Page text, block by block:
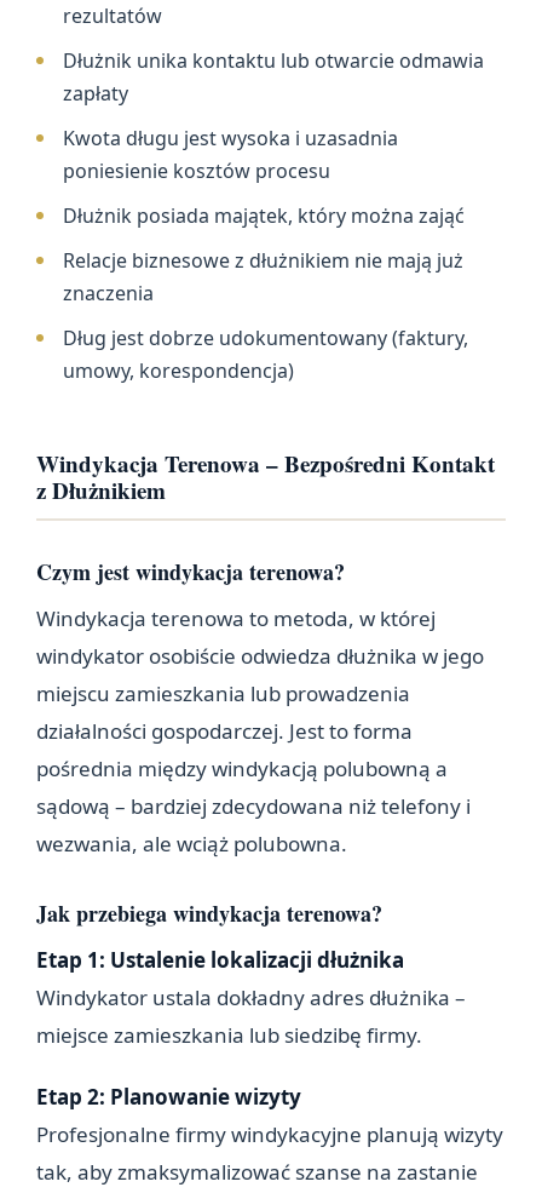
rezultatów
Dłużnik unika kontaktu lub otwarcie odmawia
zapłaty
Kwota długu jest wysoka i uzasadnia
poniesienie kosztów procesu
Dłużnik posiada majątek, który można zająć
Relacje biznesowe z dłużnikiem nie mają już
znaczenia
Dług jest dobrze udokumentowany (faktury,
umowy, korespondencja)
Windykacja Terenowa – Bezpośredni Kontakt
z Dłużnikiem
Czym jest windykacja terenowa?
Windykacja terenowa to metoda, w której
windykator osobiście odwiedza dłużnika w jego
miejscu zamieszkania lub prowadzenia
działalności gospodarczej. Jest to forma
pośrednia między windykacją polubowną a
sądową – bardziej zdecydowana niż telefony i
wezwania, ale wciąż polubowna.
Jak przebiega windykacja terenowa?
Etap 1: Ustalenie lokalizacji dłużnika
Windykator ustala dokładny adres dłużnika –
miejsce zamieszkania lub siedzibę firmy.
Etap 2: Planowanie wizyty
Profesjonalne firmy windykacyjne planują wizyty
tak, aby zmaksymalizować szanse na zastanie